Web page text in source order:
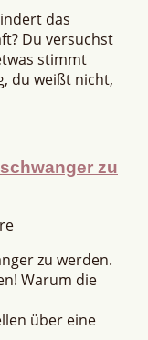
das
Du versuchst
stimmt
du weißt nicht,
zu
zu werden.
Warum die
über eine